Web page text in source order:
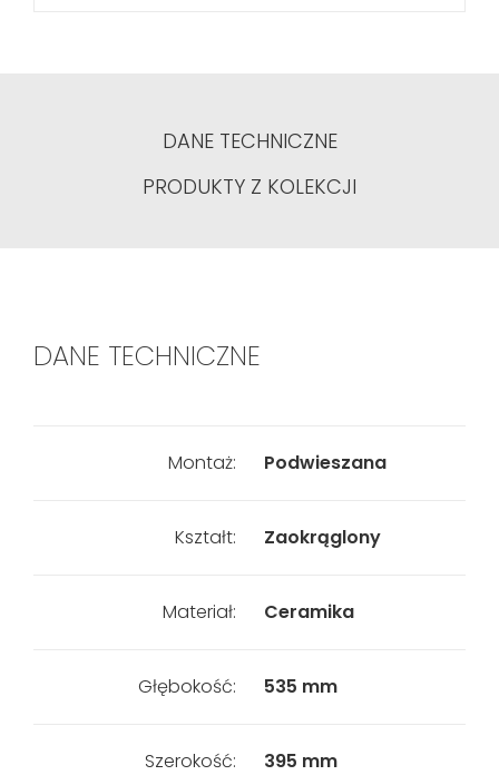
DANE TECHNICZNE
PRODUKTY Z KOLEKCJI
DANE TECHNICZNE
Montaż: Podwieszana
Kształt: Zaokrąglony
Materiał: Ceramika
Głębokość: 535 mm
Szerokość: 395 mm